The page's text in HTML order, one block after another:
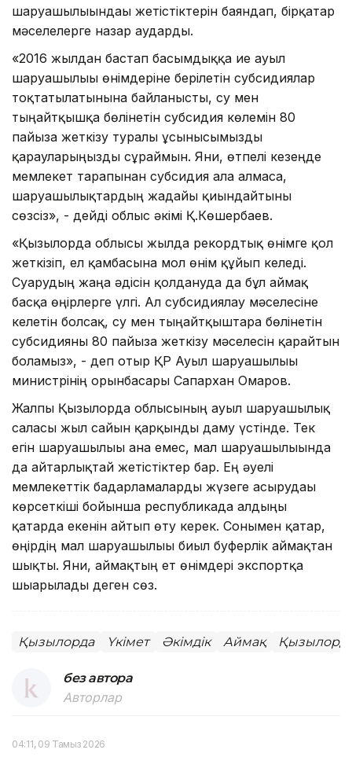
шаруашылығындағы жетістіктерін баяндап, бірқатар
мәселелерге назар аударды.
«2016 жылдан бастап басымдыққа ие ауыл
шаруашылығы өнімдеріне берілетін субсидиялар
тоқтатылатынына байланысты, су мен
тыңайтқышқа бөлінетін субсидия көлемін 80
пайызға жеткізу туралы ұсынысымызды
қарауларыңызды сұраймын. Яғни, өтпелі кезеңде
мемлекет тарапынан субсидия ала алмаса,
шаруашылықтардың жағдайы қиындайтыны
сөзсіз», - дейді облыс әкімі Қ.Көшербаев.
«Қызылорда облысы жылда рекордтық өнімге қол
жеткізіп, ел қамбасына мол өнім құйып келеді.
Суарудың жаңа әдісін қолдануда да бұл аймақ
басқа өңірлерге үлгі. Ал субсидиялау мәселесіне
келетін болсақ, су мен тыңайтқыштарға бөлінетін
субсидияны 80 пайызға жеткізу мәселесін қарайтын
боламыз», - деп отыр ҚР Ауыл шаруашылығы
министрінің орынбасары Сапархан Омаров.
Жалпы Қызылорда облысының ауыл шаруашылық
саласы жыл сайын қарқынды даму үстінде. Тек
егін шаруашылығы ғана емес, мал шаруашылығында
да айтарлықтай жетістіктер бар. Ең әуелі
мемлекеттік бағдарламаларды жүзеге асырудағы
көрсеткіші бойынша республикада алдыңғы
қатарда екенін айтып өту керек. Сонымен қатар,
өңірдің мал шаруашылығы биыл буферлік аймақтан
шықты. Яғни, аймақтың ет өнімдері экспортқа
шығарылады деген сөз.
Қызылорда Үкімет Әкімдік Аймақ
без автора
Авторлар
04:11, 09 Тамыз 2026